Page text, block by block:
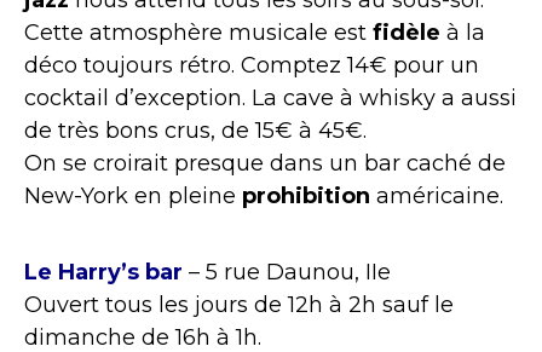
Cette atmosphère musicale est fidèle à la
déco toujours rétro. Comptez 14€ pour un
cocktail d’exception. La cave à whisky a aussi
de très bons crus, de 15€ à 45€.
On se croirait presque dans un bar caché de
New-York en pleine prohibition américaine.
Le Harry’s bar – 5 rue Daunou, IIe
Ouvert tous les jours de 12h à 2h sauf le
dimanche de 16h à 1h.